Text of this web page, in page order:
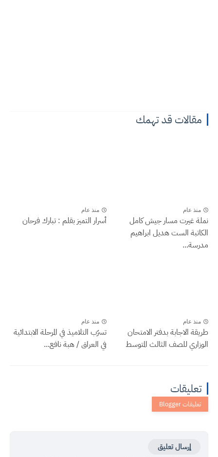
مقالات قد تهمك
منذ عام
نملة غيرت مسار جيش كامل
الكاتبة الست هديل ابراهيم
مدرسة...
منذ عام
أسرار التميز بقلم : تبارك فرحان
منذ عام
طريقة الاجابة بدفتر الامتحان
الوزاري للصف الثالث المتوسط
منذ عام
تسرّب التلاميذ في المرحلة الابتدائية
في العراق / هبة نافع...
تعليقات
إرسال تعليق